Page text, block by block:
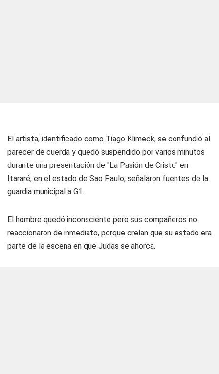
El artista, identificado como Tiago Klimeck, se confundió al
parecer de cuerda y quedó suspendido por varios minutos
durante una presentación de "La Pasión de Cristo" en
Itararé, en el estado de Sao Paulo, señalaron fuentes de la
guardia municipal a G1.
El hombre quedó inconsciente pero sus compañeros no
reaccionaron de inmediato, porque creían que su estado era
parte de la escena en que Judas se ahorca.